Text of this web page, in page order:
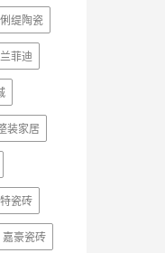
缇陶瓷
菲迪
装家居
瓷砖
嘉豪瓷砖